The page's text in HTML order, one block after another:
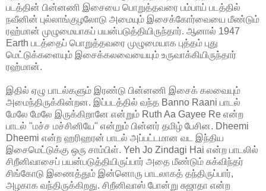
படத்தின் பின்னணி இசையை பொறுத்தவரை பம்பாய் படத்தில்
நவீனின் புல்லாங்குழலோடு அமையும் இசைக்கோர்வையை மீண்டும்
ரஹ்மான் முழுமையாகப் பயன்படுத்தியிருந்தார். ஆனால் 1947
Earth படத்தைப் பொறுத்தவரை முழுமையாக புத்தம் புது
மெட்டுக்களையும் இசைக்கலவையையும் உருவாக்கியிருந்தார்
ரஹ்மான்.
இதில் ஏழு பாடல்களும் இரண்டு பின்னணி இசைக் கலவையும்
அமைந்திருக்கின்றன. இப்படத்தில் வந்த Banno Raani பாடல்
மேலே மேலே இருக்கிறானே என்றும் Ruth Aa Gayee Re என்ற
பாடல் "மச்ச மச்சினியே" என்றும் பின்னர் தமிழ் பேசின. Dheemi
Dheemi என்ற ஹரிஹரன் பாடல் அப்பட்டமான வட இந்திய
இசைமெட்டுக்கு ஒரு சாம்பிள். Yeh Jo Zindagi Hai என்ற பாடலில்
சிறீனிவாசைப் பயன்படுத்தியிருப்பார் அதை மீண்டும் சுக்விந்தர்
சிங்கோடு இணைத்தும் இன்னொரு பாடலாகத் தந்திருப்பார்,
அழகாக வந்திருக்கிறது. சிறீனிவாஸ் போன்று சுஜாதா என்ற